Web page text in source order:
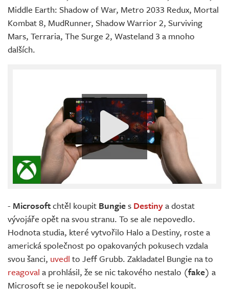
Middle Earth: Shadow of War, Metro 2033 Redux, Mortal
Kombat 8, MudRunner, Shadow Warrior 2, Surviving
Mars, Terraria, The Surge 2, Wasteland 3 a mnoho
dalších.
- Microsoftchtěl koupit Bungies Destinya dostat
vývojáře opět na svou stranu. To se ale nepovedlo.
Hodnota studia, které vytvořilo Halo a Destiny, roste a
americká společnost po opakovaných pokusech vzdala
svou šanci, uvedl to Jeff Grubb. Zakladatel Bungie na to
reagoval a prohlásil, že se nic takového nestalo (fake) a
Microsoft se je nepokoušel koupit.